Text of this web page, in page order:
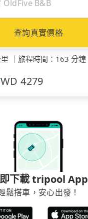
查詢真實價格
｜ 旅程時間 ： 163 分鐘
4279
下載 tripool App
鬆搭車，安心出發！